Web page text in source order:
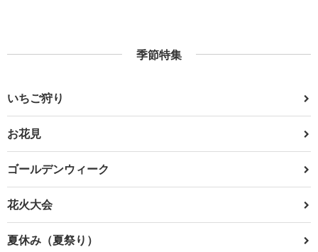
季節特集
いちご狩り
お花見
ゴールデンウィーク
花火大会
夏休み（夏祭り）